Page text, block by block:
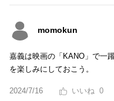
momokun
嘉義は映画の「KANO」で一
を楽しみにしておこう。
2024/7/16 0